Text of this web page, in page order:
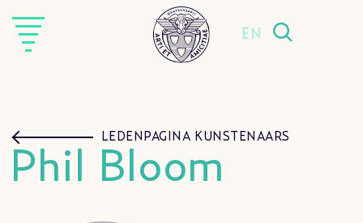
EN
LEDENPAGINA KUNSTENAARS
Phil Bloom